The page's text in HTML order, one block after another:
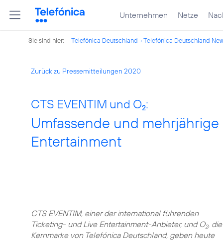
Unternehmen Netze
Sie sind hier: Telefónica Deutschland Telefónica Deutschland
Zurück zu Pressemitteilungen 2020
CTS EVENTIM und O2:
Umfassende und
Entertainment
CTS EVENTIM, einer der international führenden
Ticketing- und Live Entertainment-Anbieter, und O2, die
Kernmarke von Telefónica Deutschland, geben heute